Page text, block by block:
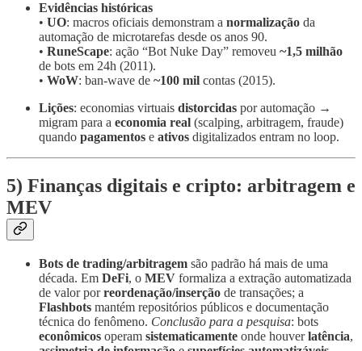
Evidências históricas
• UO: macros oficiais demonstram a normalização da
automação de microtarefas desde os anos 90.
• RuneScape: ação “Bot Nuke Day” removeu ~1,5 milhão
de bots em 24h (2011).
• WoW: ban‑wave de ~100 mil contas (2015).
Lições: economias virtuais distorcidas por automação →
migram para a economia real (scalping, arbitragem, fraude)
quando pagamentos e ativos digitalizados entram no loop.
5) Finanças digitais e cripto: arbitragem e
MEV
Bots de trading/arbitragem são padrão há mais de uma
década. Em DeFi, o MEV formaliza a extração automatizada
de valor porreordenação/inserção de transações; a
Flashbots mantém repositórios públicos e documentação
técnica do fenômeno. Conclusão para a pesquisa: bots
econômicos operam sistematicamente onde houverlatência,